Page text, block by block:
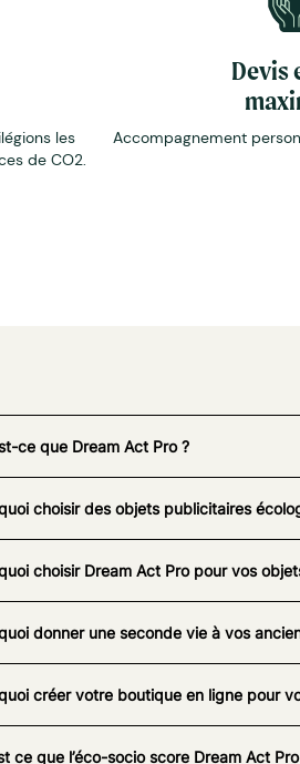
les
de CO2.
Devis
Accompagnement
ce que Dream Act Pro ?
choisir des objets publicitaires
choisir Dream Act Pro pour vos
donner une seconde vie à vos
créer votre boutique en ligne pour
ce que l’éco-socio score Dream Act